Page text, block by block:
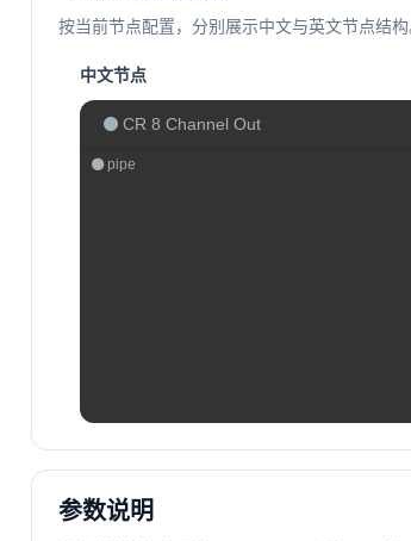
按当前节点配置，分别展示中文与英文节点结构
中文节点
CR 8 Channel Out
pipe
参数说明